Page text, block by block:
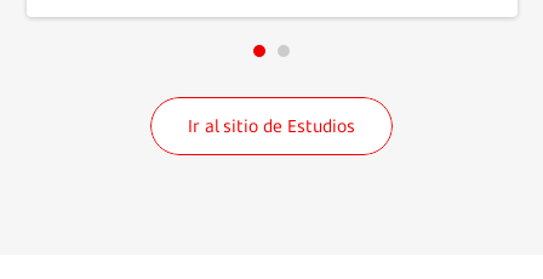
Ir al sitio de Estudios